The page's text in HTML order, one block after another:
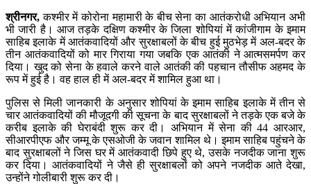
श्रीनगर,कश्मीर में कोरोना महामारी के बीच सेना का आतंकरोधी अभियान अभी
भी जारी है। आज तड़के दक्षिण कश्मीर के जिला शोपियां में कांजीगाम के इमाम
साहिब इलाके में आतंकवादियों और सुरक्षाबलों के बीच हुई मुठभेड़ में अल-बदर के
तीन आतंकवादियों को मार गिराया गया जबकि एक आतंकी ने आत्मसमर्पण कर
दिया। खुद को सेना के हवाले करने वाले आतंकी की पहचान तौसीफ अहमद के
रूप में हुई है। वह हाल ही में अल-बदर में शामिल हुआ था।
पुलिस से मिली जानकारी के अनुसार शोपियां के इमाम साहिब इलाके में तीन से
चार आतंकवादियों की मौजूदगी की सूचना के बाद सुरक्षाबलों ने तड़के एक बजे के
करीब इलाके की घेराबंदी शुरू कर दी। अभियान में सेना की 44 आरआर,
सीआरपीएफ और जम्मू के एसओजी के जवान शामिल थे। इमाम साहिब पहुंचने के
बाद सुरक्षाबलों ने जिस घर में आतंकवादी छिपे हुए थे, उसके नजदीक जाना शुरू
कर दिया। आतंकवादियों ने जैसे ही सुरक्षाबलों को अपने नजदीक आते देखा,
उन्होंने गोलीबारी शुरू कर दी।